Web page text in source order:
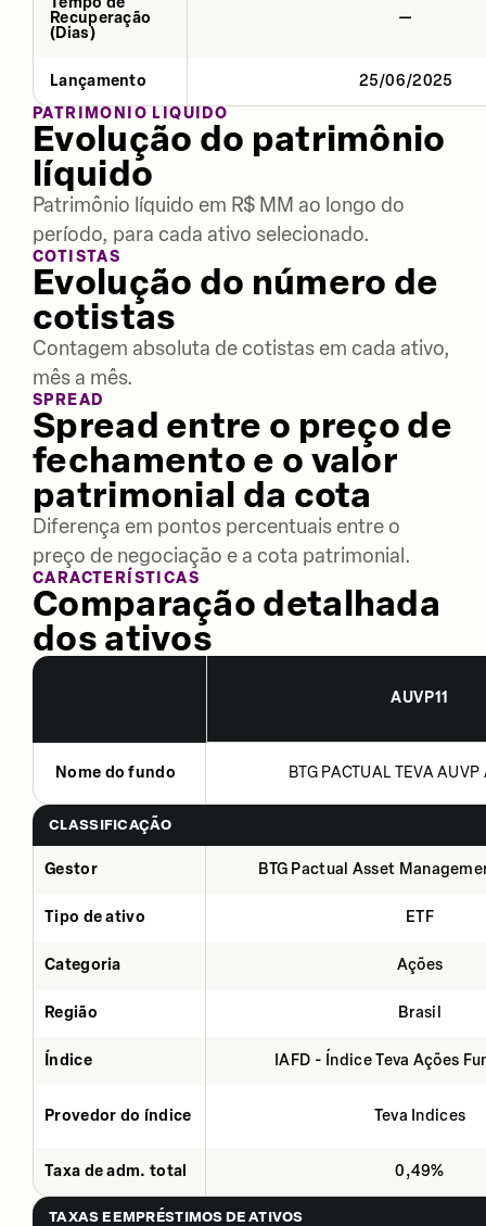
Recuperação
(Dias)
—
Lançamento
25/06/2025
PATRIMÔNIO LÍQUIDO
Evolução do patrimônio
líquido
Patrimônio líquido em R$ MM ao longo do
período, para cada ativo selecionado.
COTISTAS
Evolução do número de
cotistas
Contagem absoluta de cotistas em cada ativo,
mês a mês.
SPREAD
Spread entre o preço de
fechamento e o valor
patrimonial da cota
Diferença em pontos percentuais entre o
preço de negociação e a cota patrimonial.
CARACTERÍSTICAS
Comparação detalhada
dos ativos
AUVP11
Nome do fundo BTG PACTUAL TEVA
CLASSIFICAÇÃO
Gestor BTG Pactual Asset
Tipo de ativo ETF
Categoria Ações
Região Brasil
Índice IAFD - Índice Teva Ações
Provedor do índice Teva Indices
Taxa de adm. total 0,49%
TAXAS E EMPRÉSTIMOS DE ATIVOS